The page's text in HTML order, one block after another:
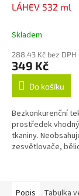
LÁHEV 532 ml
Skladem
288,43 Kč bez DPH
349 Kč
Do košíku
Bezkonkurenční
prostředek
tkaniny.
zesvětlovače,
Popis
Tabulka